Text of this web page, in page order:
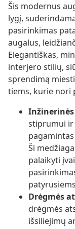
Šis modernus
lygį,
pasirinkimas
augalus,
Elegantiškas,
interjero stilių,
sprendimą
tiems, kurie nori
stiprumui ir
Ši
palaikyti
Drėgmės
drėgmės
išsiliejimų